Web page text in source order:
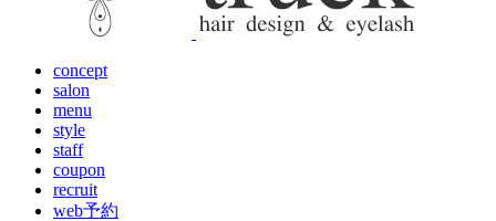
concept
salon
menu
style
staff
coupon
recruit
web予約